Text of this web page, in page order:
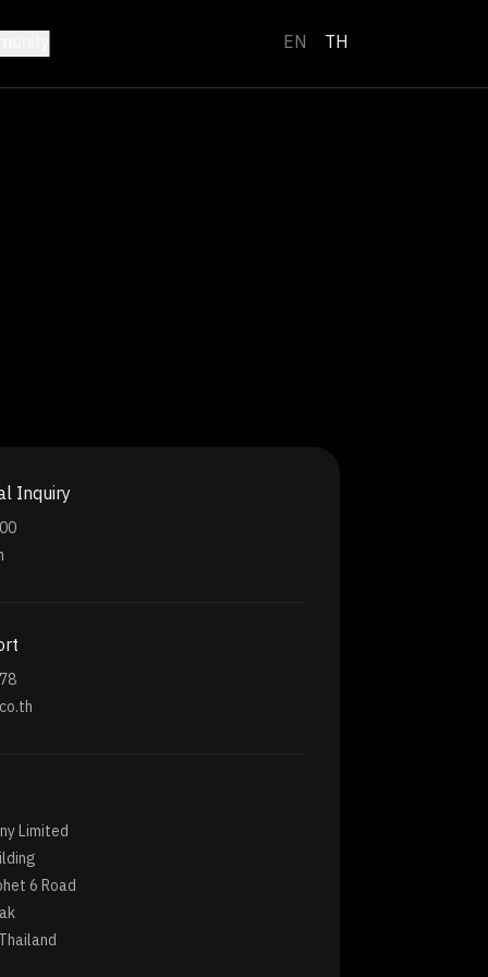
EN TH
Inquiry
Limited
6 Road